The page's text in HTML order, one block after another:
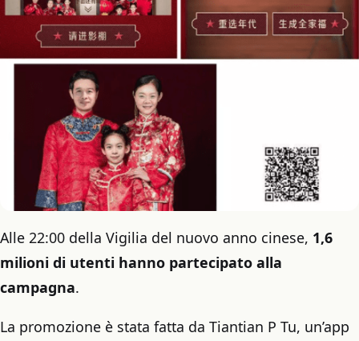
Alle 22:00 della Vigilia del nuovo anno cinese, 1,6
milioni di utenti hanno partecipato alla
campagna.
La promozione è stata fatta da Tiantian P Tu, un’app